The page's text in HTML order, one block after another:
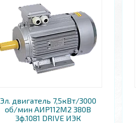
Эл. двигатель 7,5кВт/3000
об/мин АИР112M2 380В
3ф.1081 DRIVE ИЭК